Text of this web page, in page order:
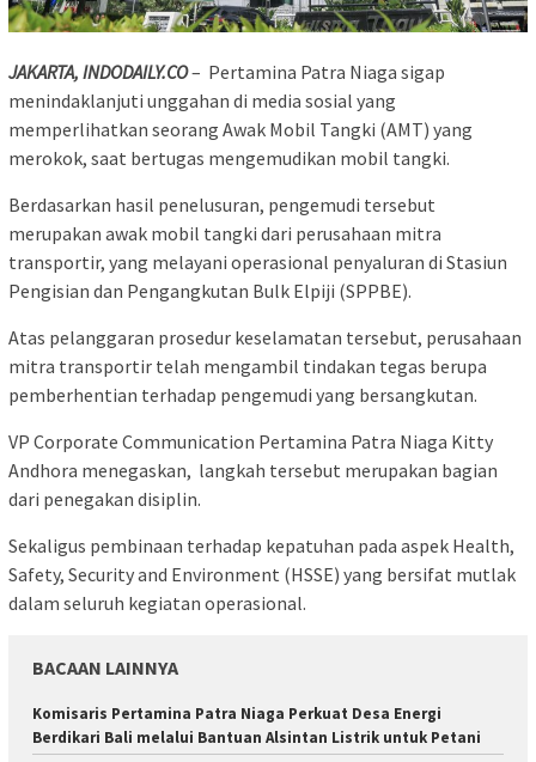
JAKARTA, INDODAILY.CO– Pertamina Patra Niaga sigap
menindaklanjuti unggahan di media sosial yang
memperlihatkan seorang Awak Mobil Tangki (AMT) yang
merokok, saat bertugas mengemudikan mobil tangki.
Berdasarkan hasil penelusuran, pengemudi tersebut
merupakan awak mobil tangki dari perusahaan mitra
transportir, yang melayani operasional penyaluran di Stasiun
Pengisian dan Pengangkutan Bulk Elpiji (SPPBE).
Atas pelanggaran prosedur keselamatan tersebut, perusahaan
mitra transportir telah mengambil tindakan tegas berupa
pemberhentian terhadap pengemudi yang bersangkutan.
VP Corporate Communication Pertamina Patra Niaga Kitty
Andhora menegaskan, langkah tersebut merupakan bagian
dari penegakan disiplin.
Sekaligus pembinaan terhadap kepatuhan pada aspek Health,
Safety, Security and Environment (HSSE) yang bersifat mutlak
dalam seluruh kegiatan operasional.
BACAAN LAINNYA
Komisaris Pertamina Patra Niaga Perkuat Desa Energi
Berdikari Bali melalui Bantuan Alsintan Listrik untuk Petani